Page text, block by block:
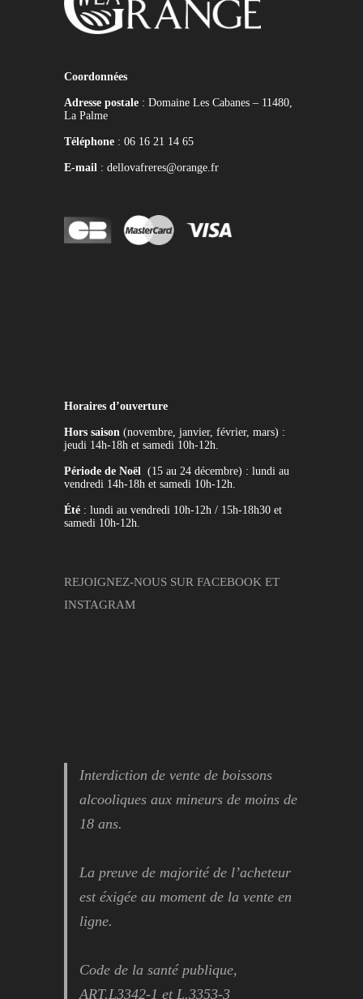
Coordonnées
Adresse postale : Domaine Les Cabanes – 11480,
La Palme
Téléphone : 06 16 21 14 65
E-mail : dellovafreres@orange.fr
Horaires d’ouverture
Hors saison (novembre, janvier, février, mars) :
jeudi 14h-18h et samedi 10h-12h.
Période de Noël (15 au 24 décembre) : lundi au
vendredi 14h-18h et samedi 10h-12h.
Été : lundi au vendredi 10h-12h / 15h-18h30 et
samedi 10h-12h.
REJOIGNEZ-NOUS SUR FACEBOOK ET
INSTAGRAM
Interdiction de vente de boissons
alcooliques aux mineurs de moins de
18 ans.
La preuve de majorité de l’acheteur
est éxigée au moment de la vente en
ligne.
Code de la santé publique,
ART.L3342-1 et L.3353-3